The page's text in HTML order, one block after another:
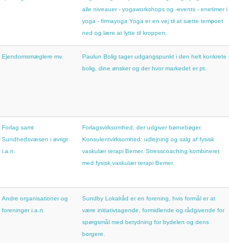
alle niveauer - yogaworkshops og -events - enetimer i
yoga - firmayoga Yoga er en vej til at sætte tempoet
ned og lære at lytte til kroppen.
Ejendomsmæglere mv.
Paulun Bolig tager udgangspunkt i den helt konkrete
bolig, dine ønsker og der hvor markedet er pt.
Forlag samt
Sundhedsvæsen i øvrigt
i.a.n.
Forlagsvirksomhed, der udgiver børnebøger.
Konsulentvirksomhed: udlejning og salg af fysisk
vaskulær terapi Bemer. Stresscoaching kombineret
med fysisk vaskulær terapi Bemer.
Andre organisationer og
foreninger i.a.n.
Sundby Lokalråd er en forening, hvis formål er at
være initiativtagende, formidlende og rådgivende for
spørgsmål med betydning for bydelen og dens
borgere.